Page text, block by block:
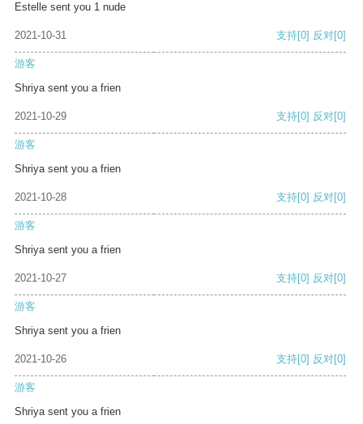
Estelle sent you 1 nude
2021-10-31 支持[0] 反对[0]
游客
Shriya sent you a frien
2021-10-29 支持[0] 反对[0]
游客
Shriya sent you a frien
2021-10-28 支持[0] 反对[0]
游客
Shriya sent you a frien
2021-10-27 支持[0] 反对[0]
游客
Shriya sent you a frien
2021-10-26 支持[0] 反对[0]
游客
Shriya sent you a frien